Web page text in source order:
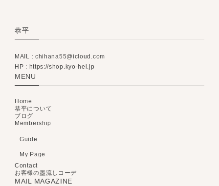
恭平
MAIL : chihana55@icloud.com
HP : https://shop.kyo-hei.jp
MENU
Home
恭平について
ブログ
Membership
Guide
My Page
Contact
お客様の墨流しコーデ
MAIL MAGAZINE